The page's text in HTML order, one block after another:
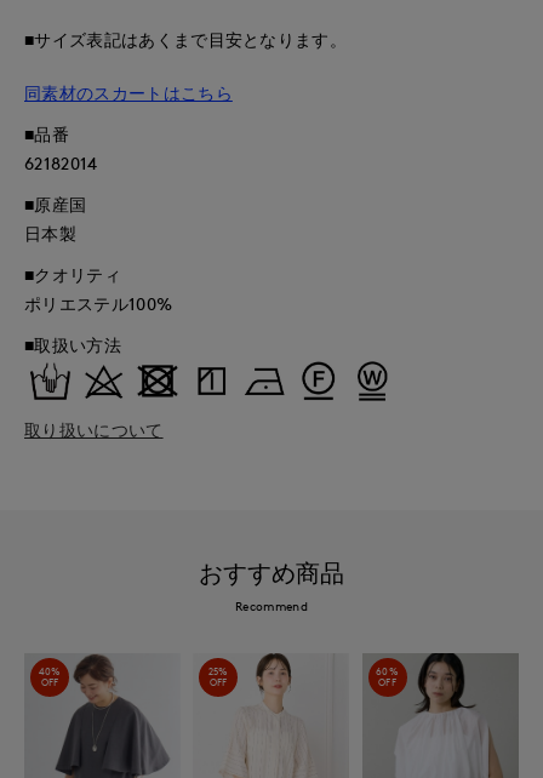
■サイズ表記はあくまで目安となります。
同素材のスカートはこちら
■品番
62182014
■原産国
日本製
■クオリティ
ポリエステル100%
■取扱い方法
取り扱いについて
おすすめ商品
Recommend
40%
OFF
25%
OFF
60%
OFF